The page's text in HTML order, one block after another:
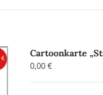
Cartoonkarte
0,00€